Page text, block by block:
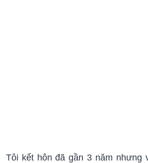
Tôi kết hôn đã gần 3 năm nhưng